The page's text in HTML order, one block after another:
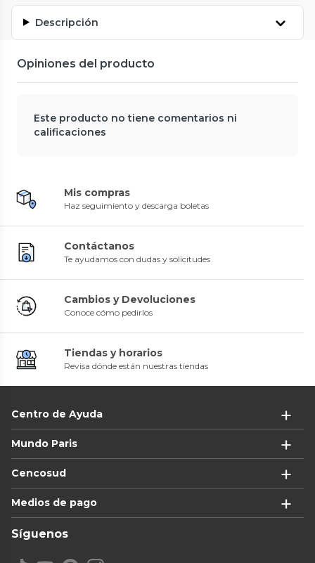
Descripción
Opiniones del producto
Este producto no tiene comentarios ni
calificaciones
Mis compras
Haz seguimiento y descarga boletas
Contáctanos
Te ayudamos con dudas y solicitudes
Cambios y Devoluciones
Conoce cómo pedirlos
Tiendas y horarios
Revisa dónde están nuestras tiendas
Centro de Ayuda
Mundo Paris
Cencosud
Medios de pago
Síguenos